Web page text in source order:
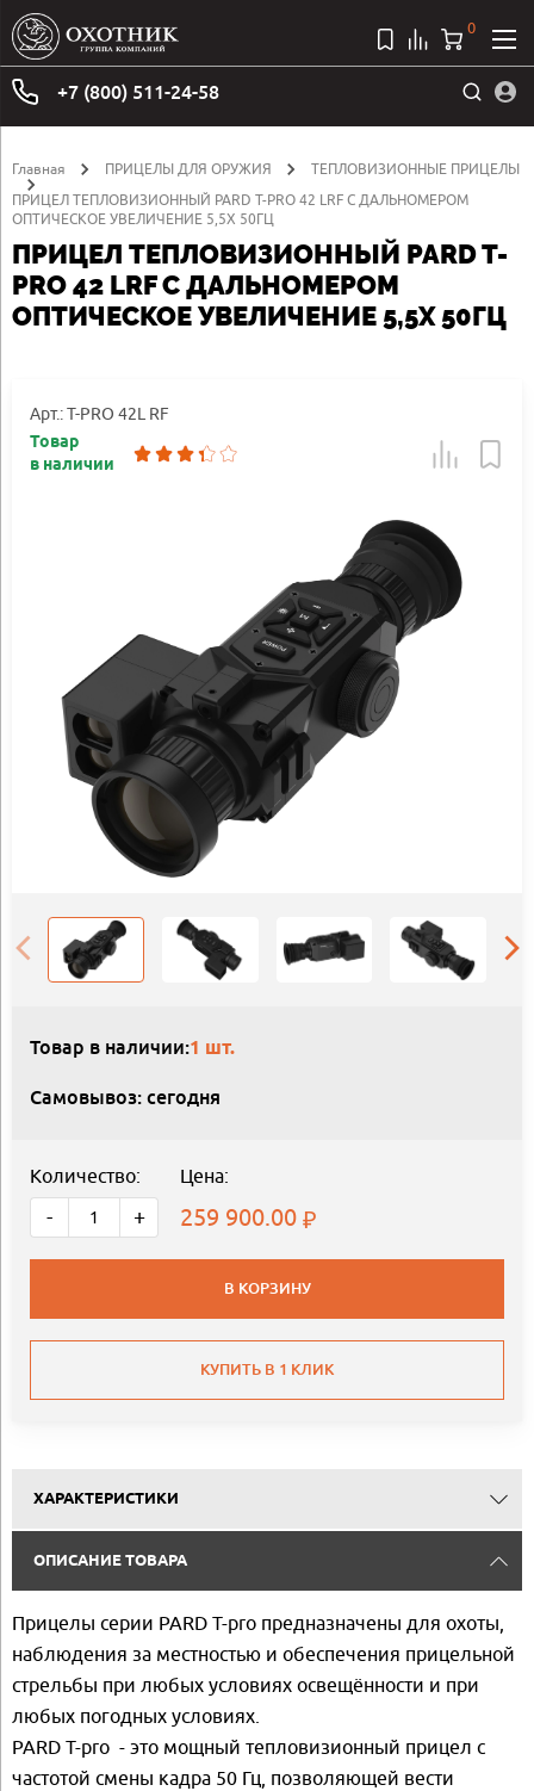
+7 (800) 511-24-58
0
Главная ПРИЦЕЛЫ ДЛЯ ОРУЖИЯ
ТЕПЛОВИЗИОННЫЕ ПРИЦЕЛЫ
ПРИЦЕЛ ТЕПЛОВИЗИОННЫЙ PARD T-PRO 42 LRF С ДАЛЬНОМЕРОМ
ОПТИЧЕСКОЕ УВЕЛИЧЕНИЕ 5,5Х 50ГЦ
ПРИЦЕЛ ТЕПЛОВИЗИОННЫЙ PARD T-
PRO 42 LRF С ДАЛЬНОМЕРОМ
ОПТИЧЕСКОЕ УВЕЛИЧЕНИЕ 5,5Х 50ГЦ
Арт.: T-PRO 42L RF
Товар
в наличии
Товар в наличии:1 шт.
Самовывоз: сегодня
Количество:
- +
Цена:
259 900.00
В КОРЗИНУ
КУПИТЬ В 1 КЛИК
ХАРАКТЕРИСТИКИ
ОПИСАНИЕ ТОВАРА
Прицелы серии PARD T-pro предназначены для охоты,
наблюдения за местностью и обеспечения прицельной
стрельбы при любых условиях освещённости и при
любых погодных условиях.
PARD T-pro - это мощный тепловизионный прицел с
частотой смены кадра 50 Гц, позволяющей вести